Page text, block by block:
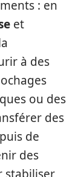
: en
et
à des
ou des
des
de
des